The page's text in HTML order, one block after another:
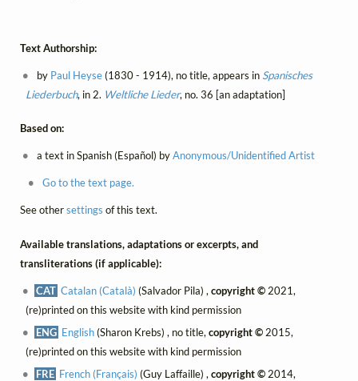
Text Authorship:
by Paul Heyse(1830 - 1914), no title, appears in Spanisches
Liederbuch, in 2. Weltliche Lieder, no. 36 [an adaptation]
Based on:
a text in Spanish (Español) byAnonymous/Unidentified Artist
Go to the text page.
See othersettings of this text.
Available translations, adaptations or excerpts, and
transliterations (if applicable):
CAT Catalan (Català) (Salvador Pila) ,copyright © 2021,
(re)printed on this website with kind permission
ENG English(Sharon Krebs) , no title,copyright © 2015,
(re)printed on this website with kind permission
FRE French (Français) (Guy Laffaille) ,copyright © 2014,